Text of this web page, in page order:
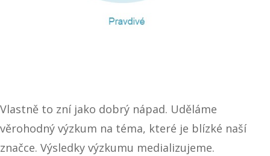
Vlastně to zní jako dobrý nápad. Uděláme
věrohodný výzkum na téma, které je blízké naší
značce. Výsledky výzkumu medializujeme.